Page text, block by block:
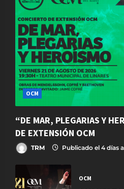
OCM
“DE MAR, PLEGARIAS Y
DE EXTENSIÓN OCM
TRM Publicado el 4 días
OCM